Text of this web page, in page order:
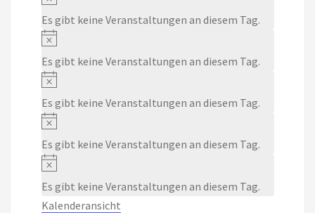
Es gibt keine Veranstaltungen an diesem Tag.
Es gibt keine Veranstaltungen an diesem Tag.
Es gibt keine Veranstaltungen an diesem Tag.
Es gibt keine Veranstaltungen an diesem Tag.
Es gibt keine Veranstaltungen an diesem Tag.
Kalenderansicht